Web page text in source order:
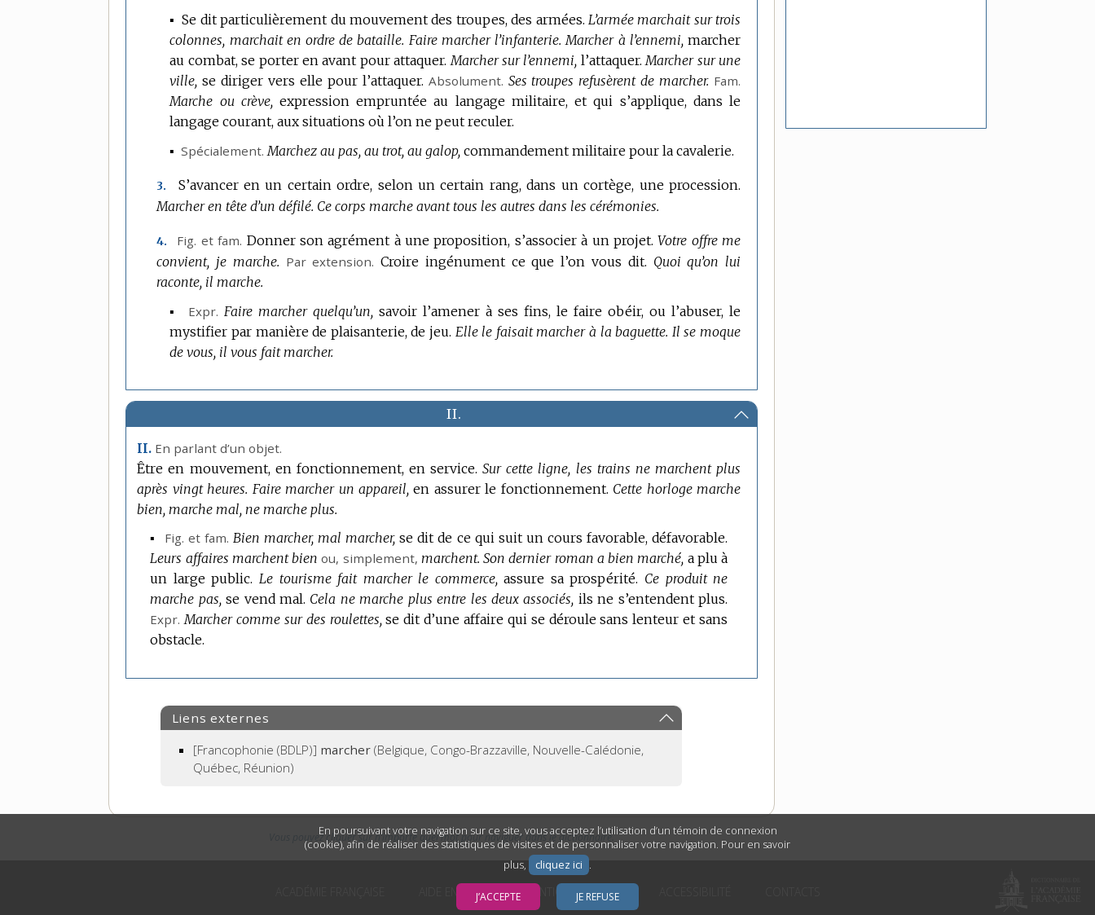
En poursuivant votre navigation sur ce site, vous acceptez l’utilisation d’un témoin de connexion
(cookie), afin de réaliser des statistiques de visites et de personnaliser votre navigation. Pour en savoir
plus,
cliquez ici .
J’ACCEPTE JE REFUSE
▪Se dit particulièrement du mouvement des troupes, des armées. L’armée marchait sur trois
colonnes, marchait en ordre de bataille. Faire marcher l’infanterie. Marcher à l’ennemi, marcher
au combat, se porter en avant pour attaquer. Marcher sur l’ennemi, l’attaquer. Marcher sur une
ville, se diriger vers elle pour l’attaquer. Absolument. Ses troupes refusèrent de marcher. Fam.
Marche ou crève, expression empruntée au langage militaire, et qui s’applique, dans le
langage courant, aux situations où l’on ne peut reculer.
▪Spécialement. Marchez au pas, au trot, au galop, commandement militaire pour la cavalerie.
3.
S’avancer en un certain ordre, selon un certain rang, dans un cortège, une procession.
Marcher en tête d’un défilé. Ce corps marche avant tous les autres dans les cérémonies.
4. Fig. etfam. Donner son agrément à une proposition, s’associer à un projet. Votre offre me
convient, je marche. Par extension. Croire ingénument ce que l’on vous dit. Quoi qu’on lui
raconte, il marche.
▪ Expr. Faire marcher quelqu’un, savoir l’amener à ses fins, le faire obéir, ou l’abuser, le
mystifier par manière de plaisanterie, de jeu. Elle le faisait marcher à la baguette. Il se moque
de vous, il vous fait marcher.
II.
II. En parlant d’un objet.
Être en mouvement, en fonctionnement, en service. Sur cette ligne, les trains ne marchent plus
après vingt heures. Faire marcher un appareil, en assurer le fonctionnement. Cette horloge marche
bien, marche mal, ne marche plus.
▪ Fig. et fam. Bien marcher, mal marcher, se dit de ce qui suit un cours favorable, défavorable.
Leurs affaires marchent bienou, simplement, marchent. Son dernier roman a bien marché, a plu à
un large public. Le tourisme fait marcher le commerce, assure sa prospérité. Ce produit ne
marche pas, se vend mal. Cela ne marche plus entre les deux associés, ils ne s’entendent plus.
Expr. Marcher comme sur des roulettes, se dit d’une affaire qui se déroule sans lenteur et sans
obstacle.
Liens externes
[Francophonie (BDLP)] marcher (Belgique, Congo-Brazzaville, Nouvelle-Calédonie,
Québec, Réunion)
Vous pouvez cliquer sur n’importe quel mot pour naviguer dans le dictionnaire.
AIDE EN LIGNE MENTIONS LÉGALES